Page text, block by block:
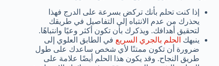
إذا كنت تحلم بأنك تركض بسرعة على الدرج فهذا
يحذرك من عدم الانتباه إلى التفاصيل في طريقك
لتحقيق أهدافك. ويذكرك بأن تكون أكثر وعيًا وانتباهًا.
ينبهك الحلم بالجري السريع في الطابق العلوي إلى
ضرورة أن تكون ممتنًا لأي شخص ساعدك على طول
طريق النجاح. وقد يكون هذا الحلم أيضًا علامة على